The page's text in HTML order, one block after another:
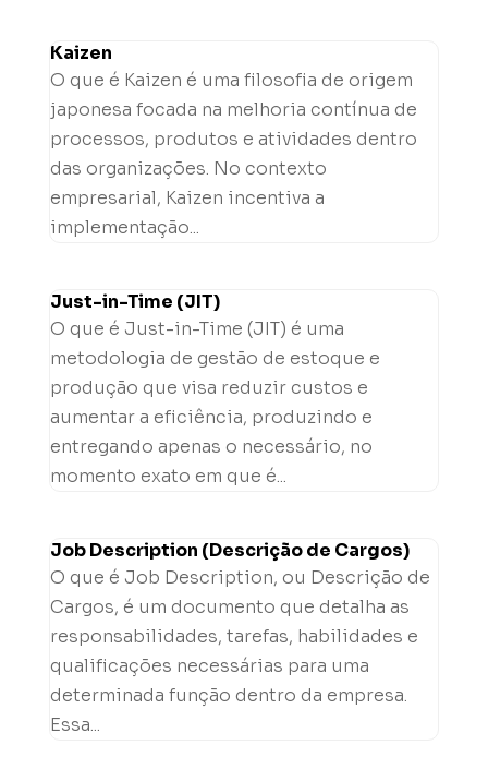
Kaizen
O que é Kaizen é uma filosofia de origem
japonesa focada na melhoria contínua de
processos, produtos e atividades dentro
das organizações. No contexto
empresarial, Kaizen incentiva a
implementação...
Just-in-Time (JIT)
O que é Just-in-Time (JIT) é uma
metodologia de gestão de estoque e
produção que visa reduzir custos e
aumentar a eficiência, produzindo e
entregando apenas o necessário, no
momento exato em que é...
Job Description (Descrição de Cargos)
O que é Job Description, ou Descrição de
Cargos, é um documento que detalha as
responsabilidades, tarefas, habilidades e
qualificações necessárias para uma
determinada função dentro da empresa.
Essa...